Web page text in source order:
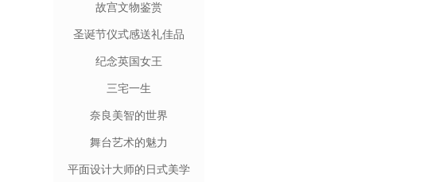
故宫文物鉴赏
圣诞节仪式感送礼佳品
纪念英国女王
三宅一生
奈良美智的世界
舞台艺术的魅力
平面设计大师的日式美学